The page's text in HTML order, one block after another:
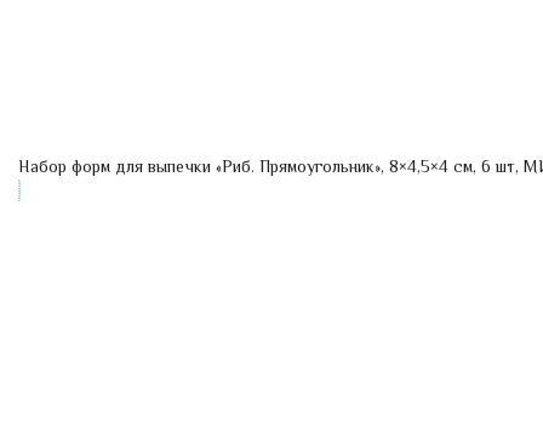
Набор форм для выпечки «Риб. Прямоугольник», 8×4,5×4 см, 6 шт,